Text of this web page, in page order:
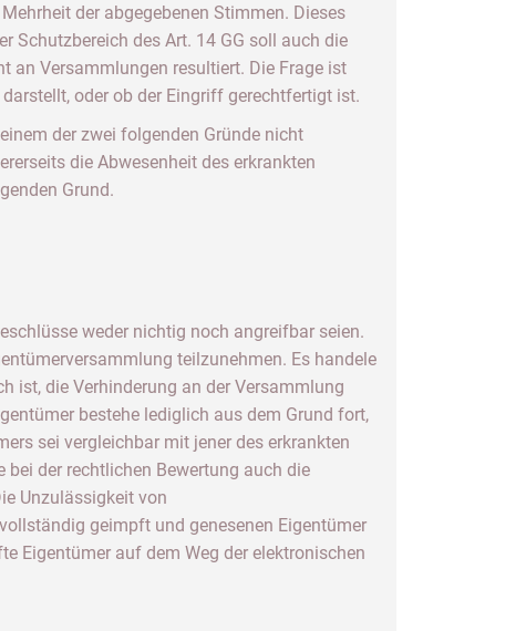
der abgegebenen Stimmen. Dieses
Schutzbereich des Art. 14 GG soll auch die
an Versammlungen resultiert. Die Frage ist
oder ob der Eingriff gerechtfertigt ist.
der zwei folgenden Gründe nicht
die Abwesenheit des erkrankten
Grund.
weder nichtig noch angreifbar seien.
teilzunehmen. Es handele
ist, die Verhinderung an der Versammlung
bestehe lediglich aus dem Grund fort,
sei vergleichbar mit jener des erkrankten
der rechtlichen Bewertung auch die
Unzulässigkeit von
geimpft und genesenen Eigentümer
Eigentümer auf dem Weg der elektronischen